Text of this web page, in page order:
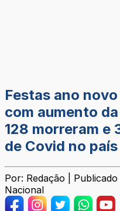
Festas ano
com aumento
128 morreram e
de Covid no país
Por: Redação |
Nacional